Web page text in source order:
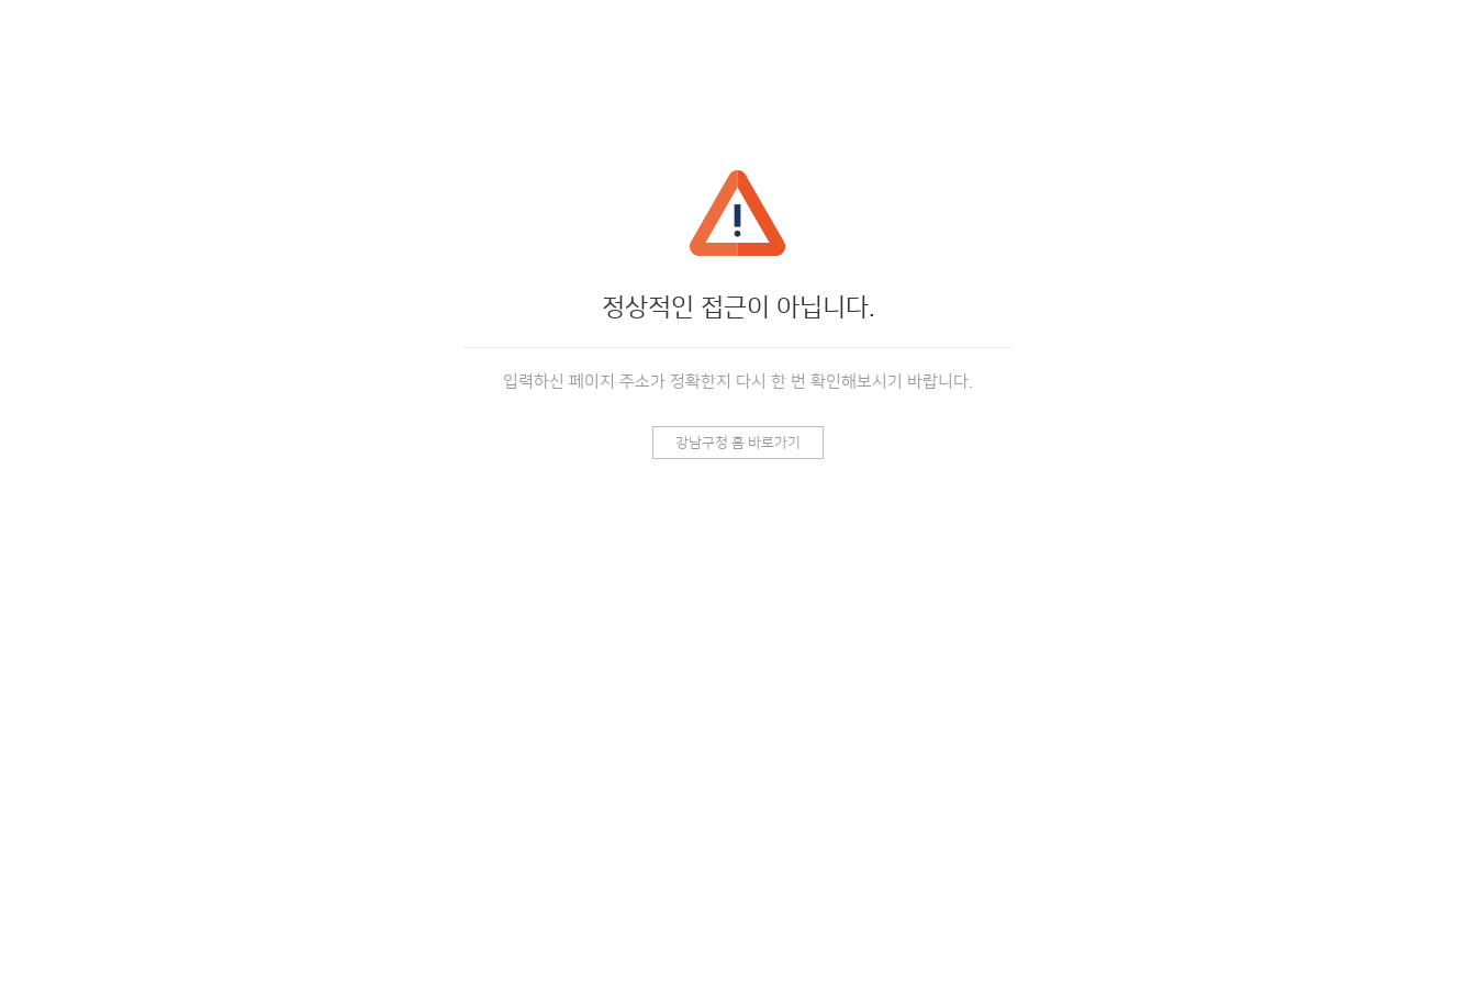
정상적인 접근이 아닙니다.
입력하신 페이지 주소가 정확한지 다시 한 번 확인해보시기 바랍니다.
강남구청 홈 바로가기